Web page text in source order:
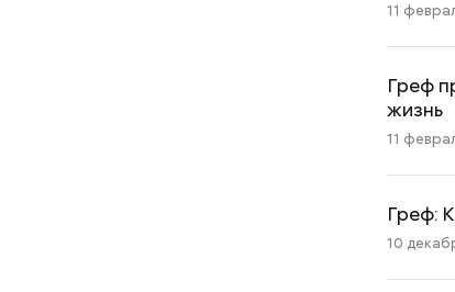
11
Греф
жизнь
11
Греф:
10
психоэмоциональная травма
для мужчины»: что такое